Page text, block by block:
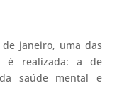
janeiro, uma das
é realizada: a de
saúde mental e